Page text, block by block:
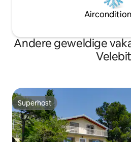
Andere geweldige
Velebit
Superhost
Superhost